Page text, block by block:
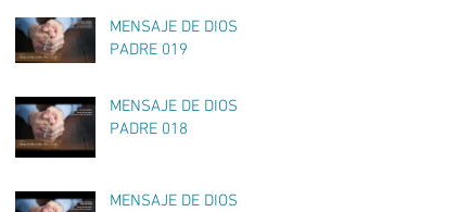
MENSAJE DE DIOS
PADRE 019
MENSAJE DE DIOS
PADRE 018
MENSAJE DE DIOS